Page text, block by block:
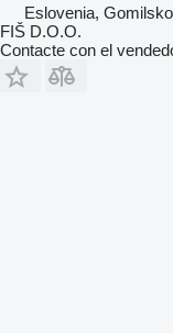
Eslovenia, Gomilsko
FIŠ D.O.O.
Contacte con el